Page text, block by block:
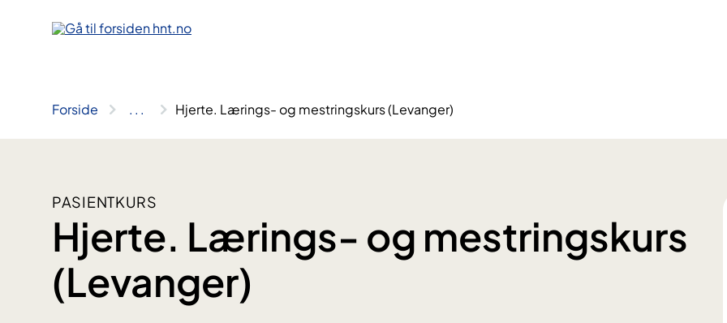
Forside .. . Hjerte. Lærings- og mestringskurs (Levanger)
PASIENTKURS
Hjerte. Lærings- og mestringskurs
(Levanger)